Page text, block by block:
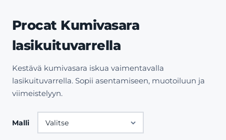
Procat Kumivasara
lasikuituvarrella
Kestävä kumivasara iskua vaimentavalla
lasikuituvarrella. Sopii asentamiseen, muotoiluun ja
viimeistelyyn.
Malli